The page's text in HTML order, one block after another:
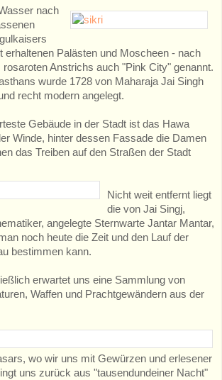
nach
erhaltenen Palästen und Moscheen - nach
Anstrichs auch "Pink City" genannt.
wurde 1728 von Maharaja Jai Singh
recht modern angelegt.
Gebäude in der Stadt ist das Hawa
Winde, hinter dessen Fassade die Damen
das Treiben auf den Straßen der Stadt
Nicht weit entfernt liegt
die von Jai Singj,
angelegte Sternwarte Jantar Mantar,
noch heute die Zeit und den Lauf der
bestimmen kann.
erwartet uns eine Sammlung von
Waffen und Prachtgewändern aus der
wo wir uns mit Gewürzen und erlesener
uns zurück aus "tausendundeiner Nacht"